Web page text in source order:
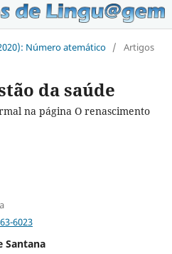
Número atemático / Artigos
da saúde
na página O renascimento
6023
Santana